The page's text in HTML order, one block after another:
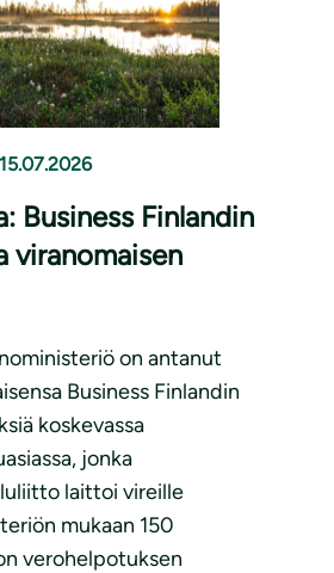
15.07.2026
Business Finlandin
viranomaisen
on antanut
Business Finlandin
koskevassa
jonka
laittoi vireille
mukaan 150
verohelpotuksen